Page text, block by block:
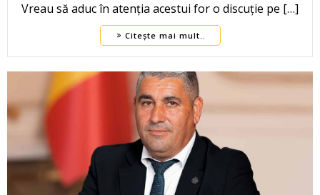
Vreau să aduc în atenția acestui for o discuție pe […]
Citește mai mult..